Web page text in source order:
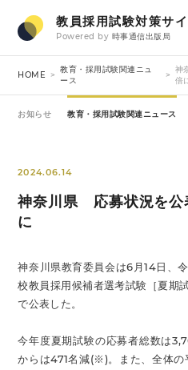
教員採用試験対策サイ
Powered by 時事通信出版局
HOME
教育・採用試験関連ニュ
ース
神
倍
お知らせ 教育・採用試験関連ニュース
2024.06.14
神奈川県 応募状況を公
に
神奈川県教育委員会は6月14日、
校教員採用候補者選考試験［夏期
で公表した。
今年度夏期試験の応募者総数は
からは471名減(※)。また、全体の